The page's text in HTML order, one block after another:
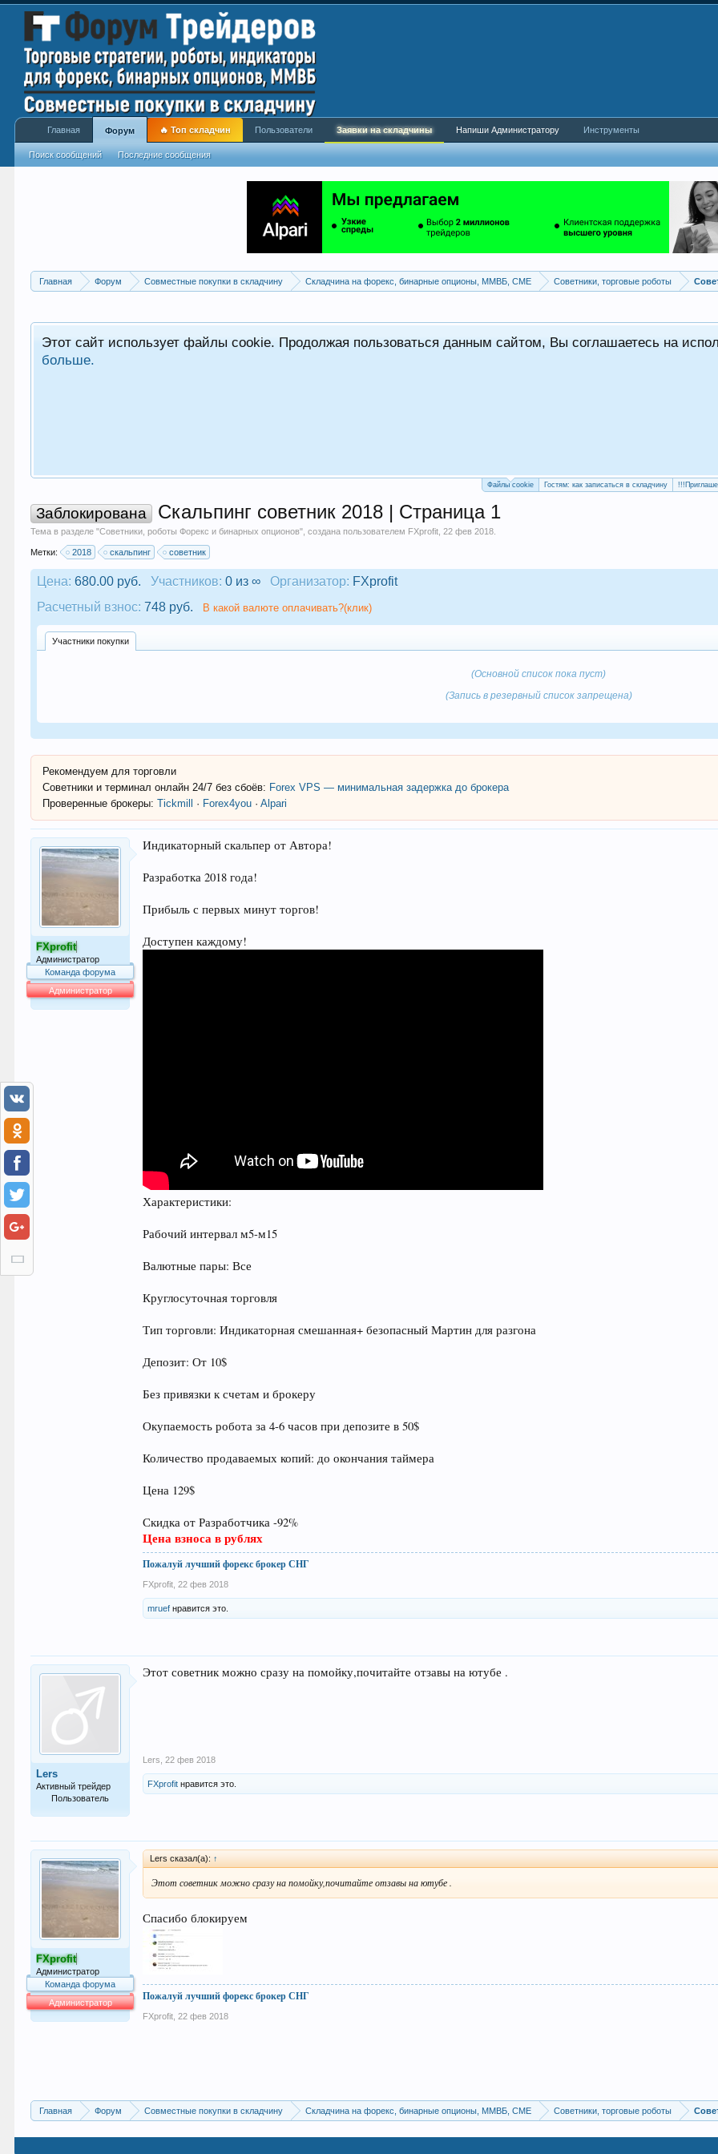
Главная Форум Совместные покупки в складчину Складчина на форекс, бинарные опционы, ММВБ, CME Советники, торговые роботы
Этот сайт использует файлы cookie. Продолжая пользоваться данным сайтом, Вы соглашаетесь на
больше.
Файлы cookie Гостям: как записаться в складчину
Заблокирована Скальпинг советник 2018 | Страница 1
Тема в разделе "Советники, роботы Форекс и бинарных опционов", создана пользователем FXprofit ,22 фев 2018
Метки: 2018 скальпинг советник
Цена: 680.00 руб. Участников: 0 из ∞ Организатор: FXprofit
Расчетный взнос: 748 руб. В какой валюте оплачивать?(клик)
Участники покупки
(Основной список пока пуст)
(Запись в резервный список запрещена)
Рекомендуем для торговли
Советники и терминал онлайн 24/7 без сбоёв: Forex VPS — минимальная задержка до брокера
Проверенные брокеры: Tickmill · Forex4you ·Alpari
FXprofit
Администратор
Команда форума
Администратор
Индикаторный скальпер от Автора!
Разработка 2018 года!
Прибыль с первых минут торгов!
Доступен каждому!
Характеристики:
Рабочий интервал м5-м15
Валютные пары: Все
Круглосуточная торговля
Тип торговли: Индикаторная смешанная+ безопасный Мартин для разгона
Депозит: От 10$
Без привязки к счетам и брокеру
Окупаемость робота за 4-6 часов при депозите в 50$
Количество продаваемых копий: до окончания таймера
Цена 129$
Скидка от Разработчика -92%
Цена взноса в рублях
Пожалуй лучший форекс брокер СНГ
FXprofit 22 фев 2018
mruef нравится это.
Lers
Активный трейдер
Пользователь
Этот советник можно сразу на помойку,почитайте отзавы на ютубе .
Lers 22 фев 2018
FXprofit нравится это.
FXprofit
Администратор
Команда форума
Администратор
Lers сказал(а): ↑
Этот советник можно сразу на помойку,почитайте отзавы на ютубе .
Спасибо блокируем
Пожалуй лучший форекс брокер СНГ
FXprofit 22 фев 2018
Главная Форум Совместные покупки в складчину Складчина на форекс, бинарные опционы, ММВБ, CME Советники, торговые роботы
Главная Форум
Поиск сообщений Последние сообщения
🔥 Топ складчин Пользователи Заявки на складчины Напиши Администратору Инструменты